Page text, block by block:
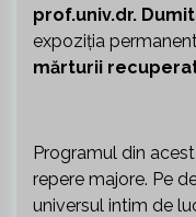
prof.univ.dr.
expoziția
mărturii
Programul din
repere majore. Pe
universul intim de